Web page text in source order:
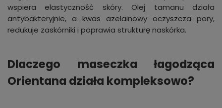
wspiera elastyczność skóry. Olej tamanu działa
antybakteryjnie, a kwas azelainowy oczyszcza pory,
redukuje zaskórniki i poprawia strukturę naskórka.
Dlaczego maseczka łagodząca
Orientana działa kompleksowo?